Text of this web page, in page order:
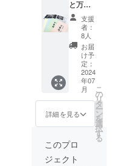
と万華
鏡（冊
子）支援
者：
8人
お届
け予
定：
2024
年07
月
詳細を見る
こ
の
リ
タ
ー
ン
を
選
択
す
る
このプロ
ジェクト